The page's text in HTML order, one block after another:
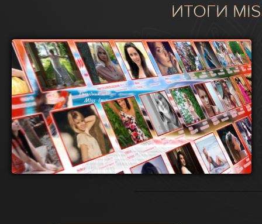
ИТОГИ